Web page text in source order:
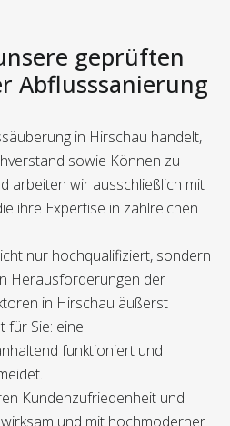
geprüften
Abflusssanierung
in Hirschau handelt,
sowie Können zu
arbeiten wir ausschließlich mit
ihre Expertise in zahlreichen
nur hochqualifiziert, sondern
Herausforderungen der
in Hirschau äußerst
für Sie: eine
funktioniert und
Kundenzufriedenheit und
und mit hochmoderner